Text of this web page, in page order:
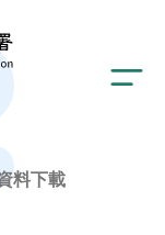
料下載